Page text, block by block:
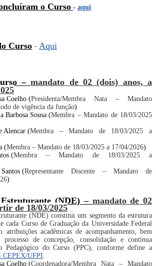
o Curso - aqui
Curso - Aqui
–mandato de 02 (dois) anos, a
Coelho (Presidenta/Membra Nata – Mandato
de vigência da função)
Barbosa Sousa (Membra – Mandato de 18/03/2025
Alencar (Membra – Mandato de 18/03/2025 a
(Membra – Mandato de 18/03/2025 a 17/04/2026)
(Membra – Mandato de 18/03/2025 a
(Representante Discente – Mandato de
)
Estruturante (NDE) – mandato de 02
de 18/03/2025
(NDE) constitui um segmento da estrutura
cada Curso de Graduação da Universidade Federal
acadêmicas de acompanhamento, bem
de concepção, consolidação e contínua
Pedagógico do Curso (PPC), conforme define a
CEPEX/UFPI.
Coelho (Coordenadora/Membra Nata – Mandato